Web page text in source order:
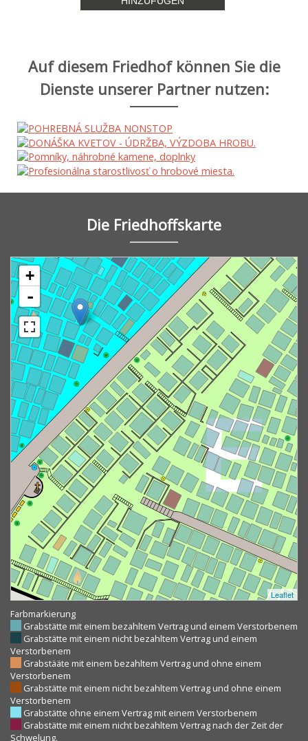
Auf diesem Friedhof können Sie die
Dienste unserer Partner nutzen:
Die Friedhoffskarte
+
-
Leaflet
Farbmarkierung
Grabstätte mit einem bezahltem Vertrag und einem Verstorbenem
Grabstätte mit einem nicht bezahltem Vertrag und einem
Verstorbenem
Grabstääte mit einem bezahltem Vertrag und ohne einem
Verstorbenem
Grabstätte mit einem nicht bezahltem Vertrag und ohne einem
Verstorbenem
Grabstätte ohne einem Vertrag mit einem Verstorbenem
Grabstätte mit einem nicht bezahltem Vertrag nach der Zeit der
Schwelung.